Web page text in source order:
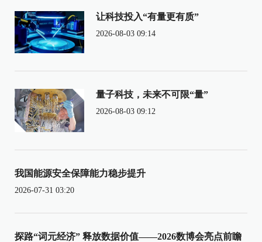
让科技投入“有量更有质”
2026-08-03 09:14
量子科技，未来不可限“量”
2026-08-03 09:12
我国能源安全保障能力稳步提升
2026-07-31 03:20
探路“词元经济” 释放数据价值——2026数博会亮点前瞻